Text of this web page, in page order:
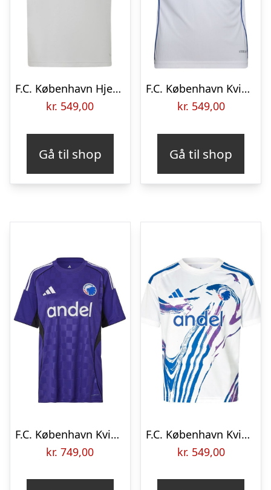
F.C. København Hjemmebanetrøje 2026/27 Børn
kr. 549,00
Gå til shop
F.C. København Kvinder Hjemmebanetrøje 2025/26 Børn
kr. 549,00
Gå til shop
F.C. København Kvinder Udebanetrøje 2025/26
kr. 749,00
F.C. København Kvinder Hjemmebanetrøje 2026/27 Børn
kr. 549,00